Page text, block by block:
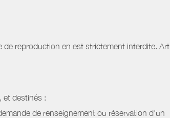
reproduction en est strictement interdite. Art
et destinés :
de renseignement ou réservation d'un